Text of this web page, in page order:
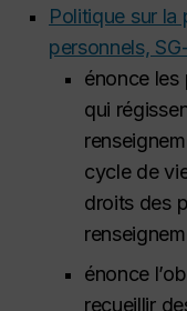
Politique sur la
personnels,
énonce
qui
cycle de
droits des
énonce
recueillir